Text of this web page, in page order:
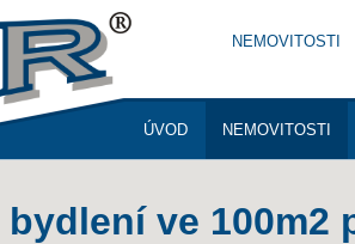
NEMOVITOSTI
ÚVOD NEMOVITOSTI
bydlení ve